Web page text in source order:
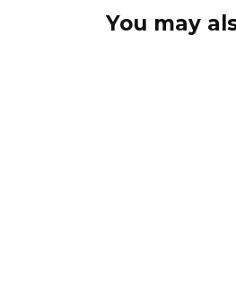
You may